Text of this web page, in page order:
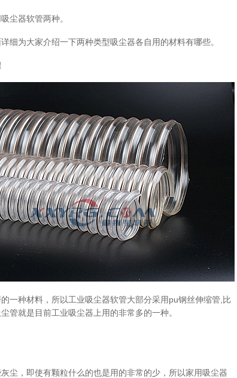
尘器软管两种。
细为大家介绍一下两种类型吸尘器各自用的材料有哪些。
一种材料，所以工业吸尘器软管大部分采用pu钢丝伸缩管,比
管就是目前工业吸尘器上用的非常多的一种。
尘，即使有颗粒什么的也是用的非常的少，所以家用吸尘器